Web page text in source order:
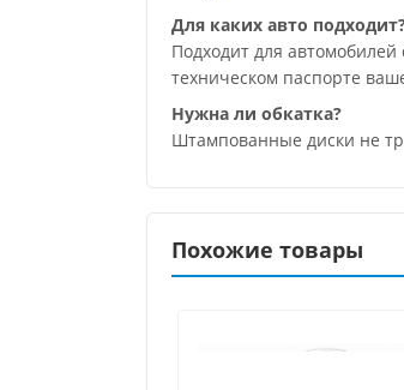
Для каких авто
Подходит для
техническом паспорте
Нужна ли обкатка?
Штампованные диски не
Похожие товары